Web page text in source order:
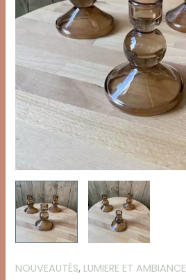
NOUVEAUTÉS, LUMIERE ET AMBIANCE